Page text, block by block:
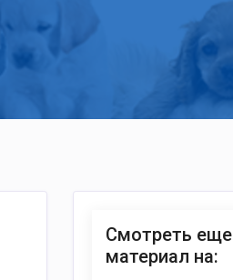
Смотреть еще
материал на: